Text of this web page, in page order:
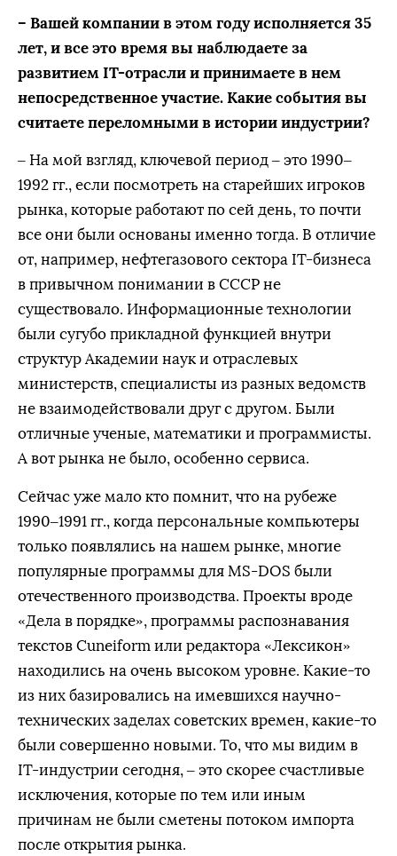
– Вашей компании в этом году исполняется 35
лет, и все это время вы наблюдаете за
развитием IT-отрасли и принимаете в нем
непосредственное участие. Какие события вы
считаете переломными в истории индустрии?
– На мой взгляд, ключевой период – это 1990–
1992 гг., если посмотреть на старейших игроков
рынка, которые работают по сей день, то почти
все они были основаны именно тогда. В отличие
от, например, нефтегазового сектора IT-бизнеса
в привычном понимании в СССР не
существовало. Информационные технологии
были сугубо прикладной функцией внутри
структур Академии наук и отраслевых
министерств, специалисты из разных ведомств
не взаимодействовали друг с другом. Были
отличные ученые, математики и программисты.
А вот рынка не было, особенно сервиса.
Сейчас уже мало кто помнит, что на рубеже
1990–1991 гг., когда персональные компьютеры
только появлялись на нашем рынке, многие
популярные программы для MS-DOS были
отечественного производства. Проекты вроде
«Дела в порядке», программы распознавания
текстов Cuneiform или редактора «Лексикон»
находились на очень высоком уровне. Какие-то
из них базировались на имевшихся научно-
технических заделах советских времен, какие-то
были совершенно новыми. То, что мы видим в
IT-индустрии сегодня, – это скорее счастливые
исключения, которые по тем или иным
причинам не были сметены потоком импорта
после открытия рынка.